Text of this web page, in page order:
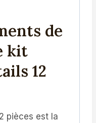
de
kit
12
pièces est la